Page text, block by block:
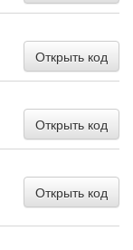
Открыть код
Открыть код
Открыть код